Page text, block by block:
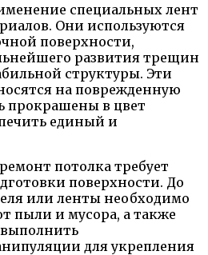
специальных лент
Они используются
поверхности,
развития трещин
структуры. Эти
на поврежденную
прокрашены в цвет
единый и
потолка требует
поверхности. До
или ленты необходимо
пыли и мусора, а также
для укрепления